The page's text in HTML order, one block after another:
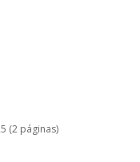
(2 páginas)